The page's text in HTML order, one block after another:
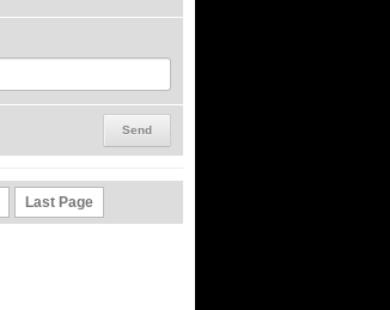
Last Page